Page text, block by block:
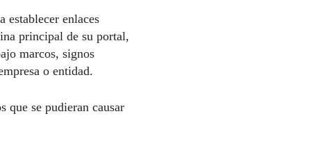
establecer enlaces
principal de su portal,
marcos, signos
o entidad.
que se pudieran causar